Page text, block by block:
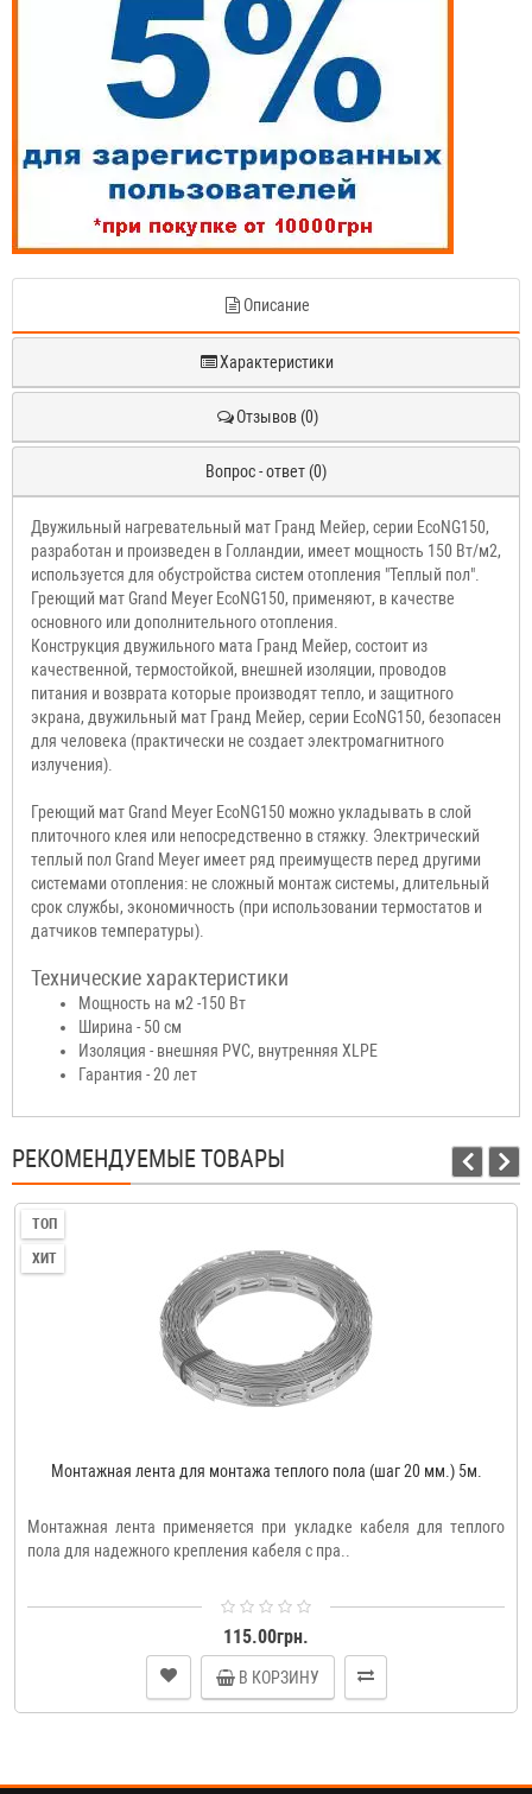
Описание
Характеристики
Отзывов (0)
Вопрос - ответ (0)
Двужильный нагревательный мат Гранд Мейер, серии EcoNG150,
разработан и произведен в Голландии, имеет мощность 150 Вт/м2,
используется для обустройства систем отопления "Теплый пол".
Греющий мат Grand Meyer EcoNG150, применяют, в качестве
основного или дополнительного отопления.
Конструкция двужильного мата Гранд Мейер, состоит из
качественной, термостойкой, внешней изоляции, проводов
питания и возврата которые производят тепло, и защитного
экрана, двужильный мат Гранд Мейер, серии EcoNG150, безопасен
для человека (практически не создает электромагнитного
излучения).
Греющий мат Grand Meyer EcoNG150 можно укладывать в слой
плиточного клея или непосредственно в стяжку. Электрический
теплый пол Grand Meyer имеет ряд преимуществ перед другими
системами отопления: не сложный монтаж системы, длительный
срок службы, экономичность (при использовании термостатов и
датчиков температуры).
Технические характеристики
Мощность на м2 -150 Вт
Ширина - 50 см
Изоляция - внешняя PVC, внутренняя XLPE
Гарантия - 20 лет
РЕКОМЕНДУЕМЫЕ ТОВАРЫ
ТОП
ХИТ
Монтажная лента для монтажа теплого пола (шаг 20 мм.) 5м.
Монтажная лента применяется при укладке кабеля для теплого
пола для надежного крепления кабеля с пра..
115.00грн.
В КОРЗИНУ